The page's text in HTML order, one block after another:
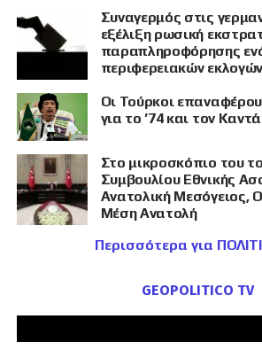
Συναγερμός στις
εξέλιξη ρωσική
παραπληροφόρησης
περιφερειακών εκλογών
Οι Τούρκοι
για το ’74 και τον
Στο μικροσκόπιο του
Συμβουλίου Εθνικής
Ανατολική Μεσόγειος,
Μέση Ανατολή
Περισσότερα για
GEOPOLITICO TV